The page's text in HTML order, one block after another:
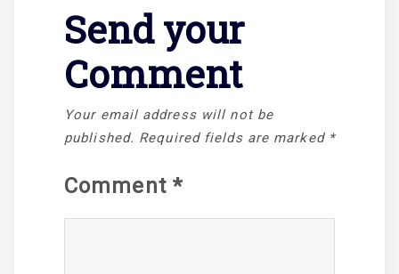
Send your
Comment
Your email address will not be
published. Required fields are marked *
Comment *